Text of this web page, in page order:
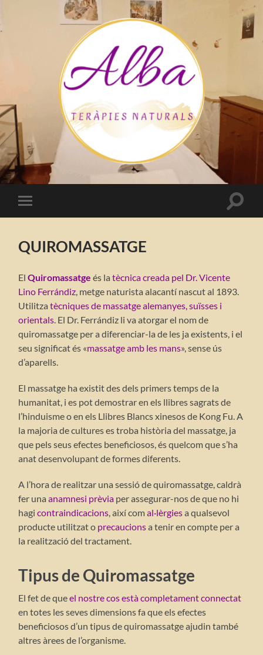
Alba
Teràpies
Naturals
Toggle
mobile
Toggle
QUIROMASSATGE
ElQuiromassatge és latècnica creada pel Dr. Vicente
Lino Ferrándiz , metge naturista alacantí nascut al 1893.
Utilitzatècniques de massatge alemanyes, suïsses i
orientals . El Dr. Ferrándiz li va atorgar el nom de
quiromassatge per a diferenciar-la de les ja existents, i el
seu significat és «massatge amb les mans», sense ús
d’aparells.
El massatge ha existit des dels primers temps de la
humanitat, i es pot demostrar en els llibres sagrats de
l’hinduisme o en els Llibres Blancs xinesos de Kong Fu. A
la majoria de cultures es troba història del massatge, ja
que pels seus efectes beneficiosos, és quelcom que s’ha
anat desenvolupant de formes diferents.
A l’hora de realitzar una sessió de quiromassatge, caldrà
fer unaanamnesi prèvia per assegurar-nos de que no hi
hagicontraindicacions , així comal·lèrgiesa qualsevol
producte utilitzat o precaucionsa tenir en compte per a
la realització del tractament.
Tipus de Quiromassatge
El fet de queel nostre cos està completament connectat
en totes les seves dimensions fa que els efectes
beneficiosos d’un tipus de quiromassatge ajudin també
altres àrees de l’organisme.